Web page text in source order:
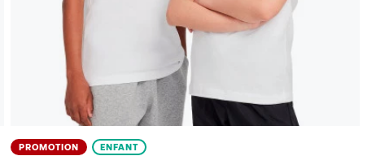
PROMOTION ENFANT